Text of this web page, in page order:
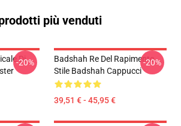
più venduti
Di
-20%
Badshah Re Del Rapimento
Stile Badshah Cappucci
39,51 € - 45,95 €
-20%